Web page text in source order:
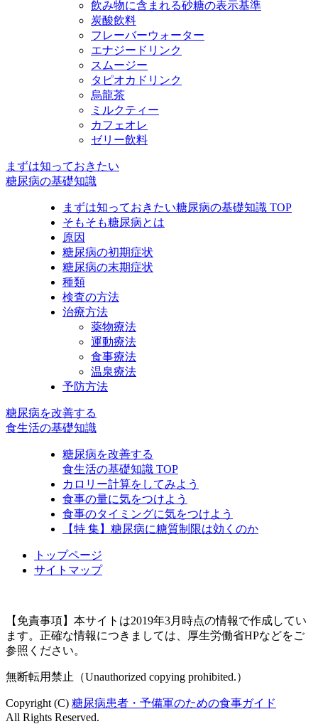
飲み物に含まれる砂糖の表示基準
炭酸飲料
フレーバーウォーター
エナジードリンク
スムージー
タピオカドリンク
烏龍茶
ミルクティー
カフェオレ
ゼリー飲料
まずは知っておきたい
糖尿病の基礎知識
まずは知っておきたい糖尿病の基礎知識 TOP
そもそも糖尿病とは
原因
糖尿病の初期症状
糖尿病の末期症状
種類
検査の方法
治療方法
薬物療法
運動療法
食事療法
温泉療法
予防方法
糖尿病を改善する
食生活の基礎知識
糖尿病を改善する
食生活の基礎知識 TOP
カロリー計算をしてみよう
食事の量に気をつけよう
食事のタイミングに気をつけよう
【特 集】糖尿病に糖質制限は効くのか
トップページ
サイトマップ
【免責事項】本サイトは2019年3月時点の情報で作成してい
ます。正確な情報につきましては、厚生労働省HPなどをご
参照ください。
無断転用禁止（Unauthorized copying prohibited.）
Copyright (C) 糖尿病患者・予備軍のための食事ガイド
All Rights Reserved.